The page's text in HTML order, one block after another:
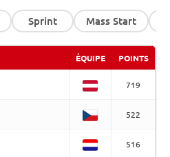
Sprint Mass Start
ÉQUIPE POINTS
719
522
516